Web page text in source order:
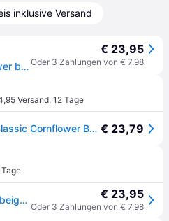
inklusive Versand
Joop! Handtuch Cornflower beige - CREME / BEIGE - 50x100
€ 23,95
Oder 3 Zahlungen von € 7,98
Versand, 12 Tage
JOOP! - Handtuch 50/100 Classic Cornflower Bademäntel & Handtücher 1 ct € 23,79
Tage
Joop! Handtuch Cornflower beige - CREME / BEIGE - 50x100 € 23,95
Oder 3 Zahlungen von € 7,98